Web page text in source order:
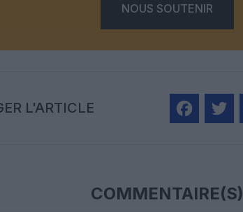
NOUS SOUTENIR
L'ARTICLE
COMMENTAIRE(S)